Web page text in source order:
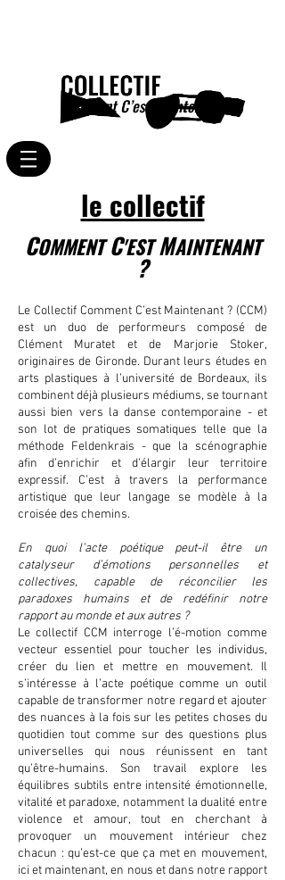
le collectif
COMMENTC'ESTMAINTENANT
?
Le Collectif Comment C’est Maintenant ? (CCM)
est un duo de performeurs composé de
Clément Muratet et de Marjorie Stoker,
originaires de Gironde. ​Durant leurs études en
arts plastiques à l’université de Bordeaux, ils
combinent déjà plusieurs médiums, se tournant
aussi bien vers la danse contemporaine - et
son lot de pratiques somatiques telle que la
méthode Feldenkrais - que la scénographie
afin d’enrichir et d’élargir leur territoire
expressif. C’est à travers la performance
artistique que leur langage se modèle à la
croisée des chemins.
En quoi l’acte poétique peut-il être un
catalyseur d’émotions personnelles et
collectives, capable de réconcilier les
paradoxes humains et de redéfinir notre
rapport au monde et aux autres ?
Le collectif CCM interroge l’é-motion comme
vecteur essentiel pour toucher les individus,
créer du lien et mettre en mouvement. Il
s’intéresse à l’acte poétique comme un outil
capable de transformer notre regard et ajouter
des nuances à la fois sur les petites choses du
quotidien tout comme sur des questions plus
universelles qui nous réunissent en tant
qu’être-humains. Son travail explore les
équilibres subtils entre intensité émotionnelle,
vitalité et paradoxe, notamment la dualité entre
violence et amour, tout en cherchant à
provoquer un mouvement intérieur chez
chacun : qu’est-ce que ça met en mouvement,
ici et maintenant, en nous et dans notre rapport